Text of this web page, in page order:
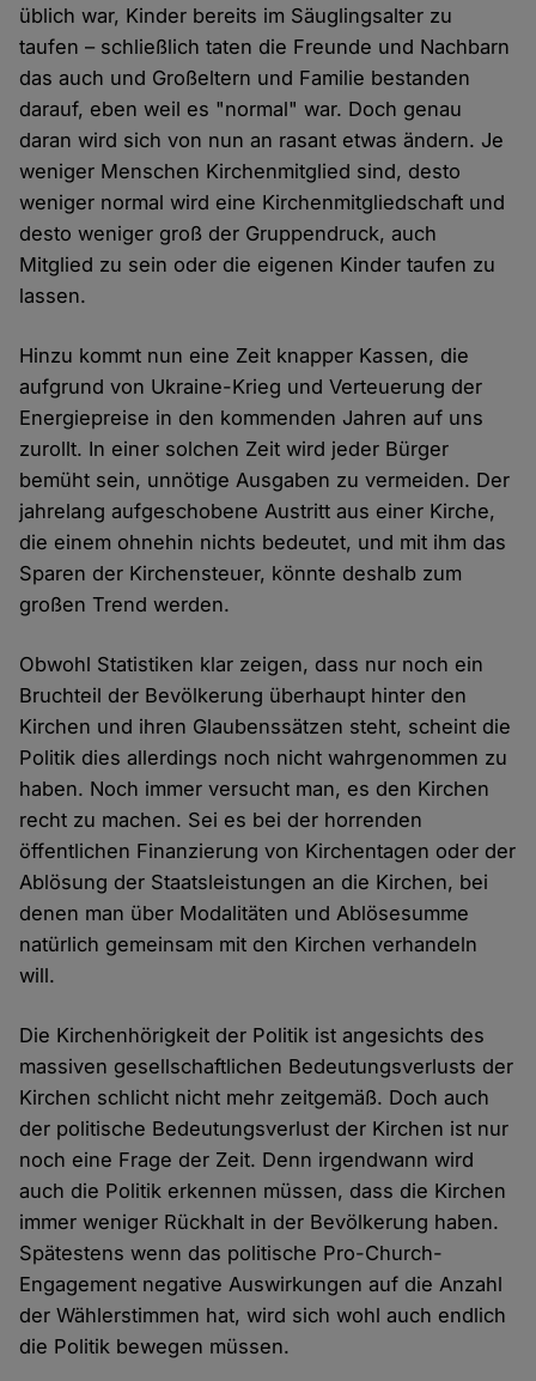
üblich war, Kinder bereits im Säuglingsalter zu
taufen – schließlich taten die Freunde und Nachbarn
das auch und Großeltern und Familie bestanden
darauf, eben weil es "normal" war. Doch genau
daran wird sich von nun an rasant etwas ändern. Je
weniger Menschen Kirchenmitglied sind, desto
weniger normal wird eine Kirchenmitgliedschaft und
desto weniger groß der Gruppendruck, auch
Mitglied zu sein oder die eigenen Kinder taufen zu
lassen.
Hinzu kommt nun eine Zeit knapper Kassen, die
aufgrund von Ukraine-Krieg und Verteuerung der
Energiepreise in den kommenden Jahren auf uns
zurollt. In einer solchen Zeit wird jeder Bürger
bemüht sein, unnötige Ausgaben zu vermeiden. Der
jahrelang aufgeschobene Austritt aus einer Kirche,
die einem ohnehin nichts bedeutet, und mit ihm das
Sparen der Kirchensteuer, könnte deshalb zum
großen Trend werden.
Obwohl Statistiken klar zeigen, dass nur noch ein
Bruchteil der Bevölkerung überhaupt hinter den
Kirchen und ihren Glaubenssätzen steht, scheint die
Politik dies allerdings noch nicht wahrgenommen zu
haben. Noch immer versucht man, es den Kirchen
recht zu machen. Sei es bei der horrenden
öffentlichen Finanzierung von Kirchentagen oder der
Ablösung der Staatsleistungen an die Kirchen, bei
denen man über Modalitäten und Ablösesumme
natürlich gemeinsam mit den Kirchen verhandeln
will.
Die Kirchenhörigkeit der Politik ist angesichts des
massiven gesellschaftlichen Bedeutungsverlusts der
Kirchen schlicht nicht mehr zeitgemäß. Doch auch
der politische Bedeutungsverlust der Kirchen ist nur
noch eine Frage der Zeit. Denn irgendwann wird
auch die Politik erkennen müssen, dass die Kirchen
immer weniger Rückhalt in der Bevölkerung haben.
Spätestens wenn das politische Pro-Church-
Engagement negative Auswirkungen auf die Anzahl
der Wählerstimmen hat, wird sich wohl auch endlich
die Politik bewegen müssen.